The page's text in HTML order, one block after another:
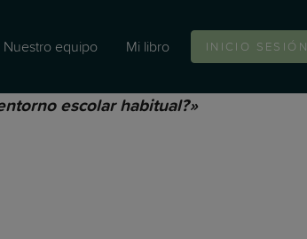
Nuestro equipo Mi libro INICIO SESIÓN
escolar habitual?»